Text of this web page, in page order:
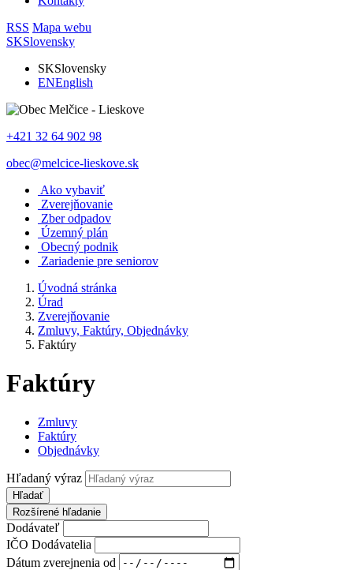
RSS Mapa webu
SKSlovensky
SKSlovensky
ENEnglish
+421 32 64 902 98
obec@melcice-lieskove.sk
Ako vybaviť
Zverejňovanie
Zber odpadov
Územný plán
Obecný podnik
Zariadenie pre seniorov
Úvodná stránka
Úrad
Zverejňovanie
Zmluvy, Faktúry, Objednávky
Faktúry
Faktúry
Zmluvy
Faktúry
Objednávky
Hľadaný výraz
Hľadať
Rozšírené hľadanie
Dodávateľ
IČO Dodávatelia
Dátum zverejnenia od